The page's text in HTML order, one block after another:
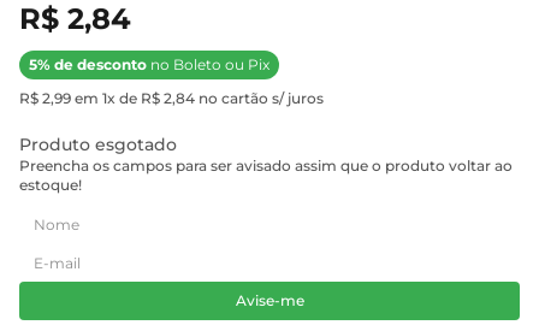
R$ 2,84
5% de desconto no Boleto ou Pix
R$ 2,99 em 1x de R$ 2,84 no cartão s/ juros
Produto esgotado
Preencha os campos para ser avisado assim que o produto voltar ao
estoque!
Avise-me